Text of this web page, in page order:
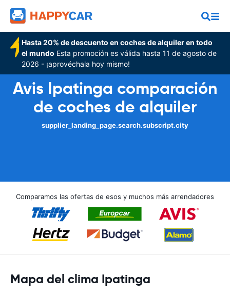
Hasta 20% de descuento en coches de alquiler en todo
el mundo Esta promoción es válida hasta 11 de agosto de
2026 - ¡aprovéchala hoy mismo!
Avis Ipatinga comparación
de coches de alquiler
supplier_landing_page.search.subscript.city
Comparamos las ofertas de esos y muchos más arrendadores
Mapa del clima Ipatinga